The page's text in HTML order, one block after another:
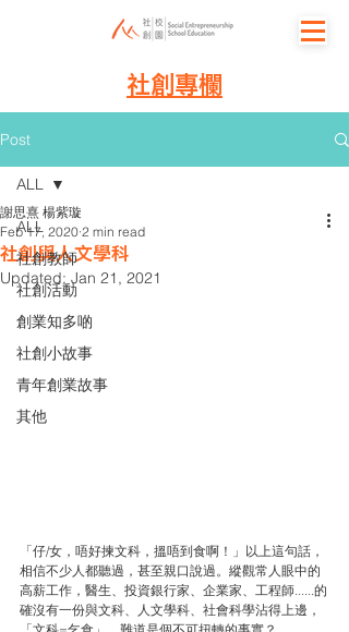
社創專欄
Post
ALL
社創教師
社創活動
創業知多啲
社創小故事
青年創業故事
其他
ALL
社創與人文學科
謝思熹 楊紫璇
Feb 17, 2020 2 min read
Updated: Jan 21, 2021
「仔/女，唔好揀文科，搵唔到食啊！」以上這句話，
相信不少人都聽過，甚至親口說過。縱觀常人眼中的
高薪工作，醫生、投資銀行家、企業家、工程師......的
確沒有一份與文科、人文學科、社會科學沾得上邊，